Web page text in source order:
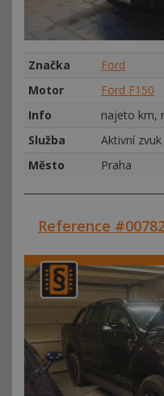
Značka
Ford
Motor
Ford F150
Info
najeto km,
Služba
Aktivní
Město
Praha
Reference